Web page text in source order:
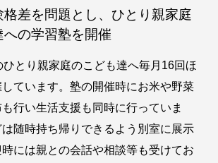
格差を問題とし、ひとり親家庭
への学習塾を開催
とり親家庭のこども達へ毎月16回ほ
ています。塾の開催時にお米や野菜
行い生活支援も同時に行っていま
随時持ち帰りできるよう別室に展示
には親との会話や相談等も受けてお